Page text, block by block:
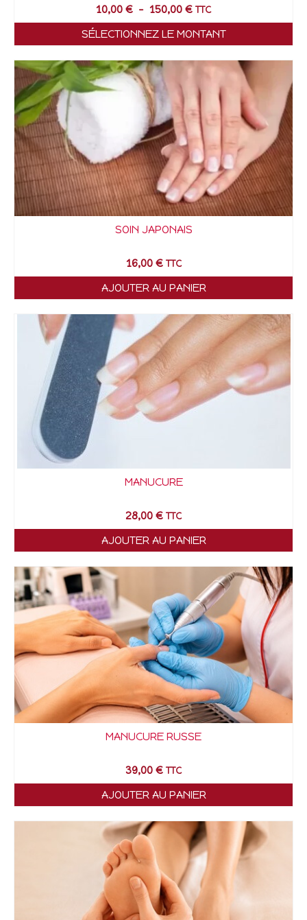
10,00 € – 150,00 € TTC
SÉLECTIONNEZ LE MONTANT
SOIN JAPONAIS
16,00 € TTC
AJOUTER AU PANIER
MANUCURE
28,00 € TTC
AJOUTER AU PANIER
MANUCURE RUSSE
39,00 € TTC
AJOUTER AU PANIER